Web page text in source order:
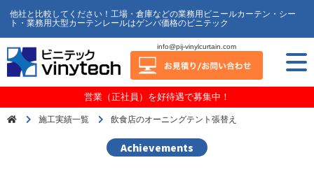
他社と比較してください！工場・倉庫などの業務用ビニールカーテン・シー
ト・業務用大型カーテンレールはゲンバ価格のビニテック
info@pij-vinylcurtain.com
営業（正社員）を好待遇で募集中！
施工実績一覧 飲食店のオーニングテント張替え
Achievements